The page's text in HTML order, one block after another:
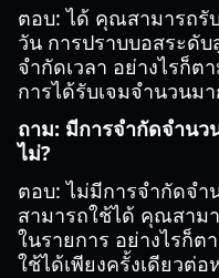
ตอบ: ได้ คุณสามารถรั
วัน การปราบบอสระดั
จำกัดเวลา อย่างไรก็ต
การได้รับเจมจำนวนม
ถาม: มีการจำกัดจำน
ไม่?
ตอบ: ไม่มีการจำกัดจำ
สามารถใช้ได้ คุณสาม
ในรายการ อย่างไรก็
ใช้ได้เพียงครั้งเดียวต่